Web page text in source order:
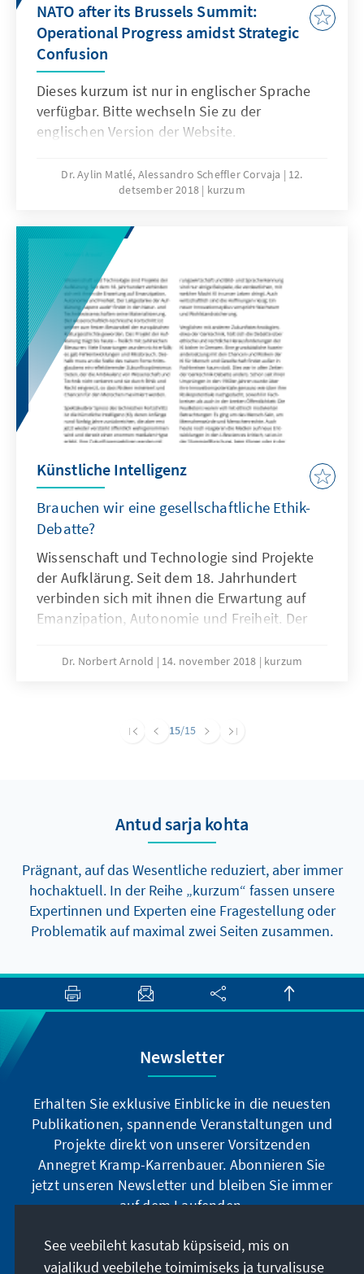
seines Berichts zusammen.
NATO after its Brussels Summit:
Operational Progress amidst Strategic
Confusion
Dieses kurzum ist nur in englischer Sprache
verfügbar. Bitte wechseln Sie zu der
englischen Version der Website.
Dr. Aylin Matlé, Alessandro Scheffler Corvaja
12.
detsember 2018
kurzum
Künstliche Intelligenz
Brauchen wir eine gesellschaftliche Ethik-
Debatte?
Wissenschaft und Technologie sind Projekte
der Aufklärung. Seit dem 18. Jahrhundert
verbinden sich mit ihnen die Erwartung auf
Emanzipation, Autonomie und Freiheit. Der
findet in den Natur- und
Dr. Norbert Arnold 14. november 2018 kurzum
15/15
Antud sarja kohta
Prägnant, auf das Wesentliche reduziert, aber immer
hochaktuell. In der Reihe „kurzum“ fassen unsere
Expertinnen und Experten eine Fragestellung oder
Problematik auf maximal zwei Seiten zusammen.
Newsletter
Erhalten Sie exklusive Einblicke in die neuesten
Publikationen, spannende Veranstaltungen und
Projekte direkt von unserer Vorsitzenden
Annegret Kramp-Karrenbauer. Abonnieren Sie
jetzt unseren Newsletter und bleiben Sie immer
auf dem Laufenden.
Jetzt abonnieren
See veebileht kasutab küpsiseid, mis on
vajalikud veebilehe toimimiseks ja turvalisuse